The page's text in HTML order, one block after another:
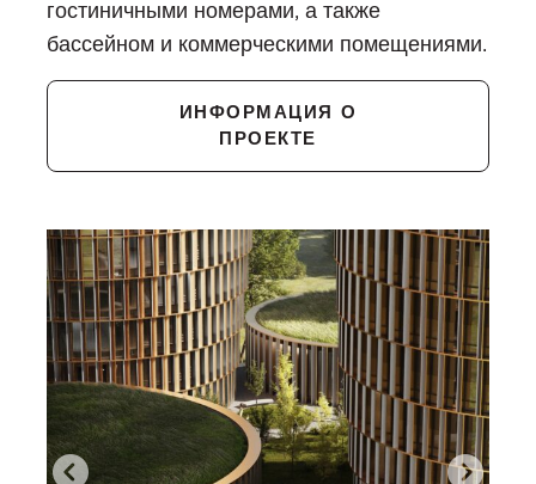
гостиничными номерами, а также
бассейном и коммерческими помещениями.
ИНФОРМАЦИЯ О
ПРОЕКТЕ